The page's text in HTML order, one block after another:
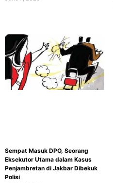
Sempat Masuk DPO, Seorang
Eksekutor Utama dalam Kasus
Penjambretan di Jakbar Dibekuk
Polisi